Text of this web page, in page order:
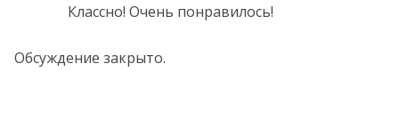
Классно! Очень понравилось!
Обсуждение закрыто.